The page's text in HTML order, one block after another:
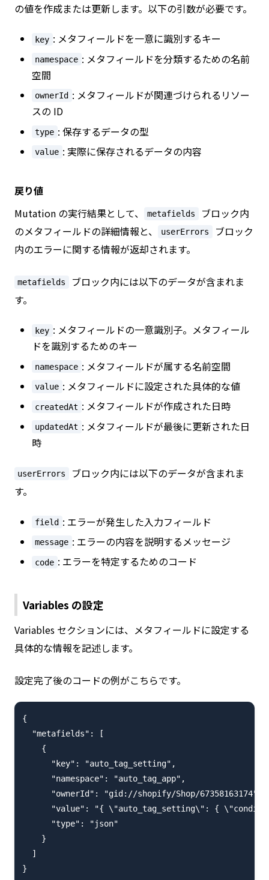
の値を作成または更新します。以下の引数が必要です。
key : メタフィールドを一意に識別するキー
namespace : メタフィールドを分類するための名前
空間
ownerId : メタフィールドが関連づけられるリソー
スの ID
type : 保存するデータの型
value : 実際に保存されるデータの内容
戻り値
Mutation の実行結果として、
metafields
ブロック内
のメタフィールドの詳細情報と、
userErrors
ブロック
内のエラーに関する情報が返却されます。
metafields
ブロック内には以下のデータが含まれま
す。
key : メタフィールドの一意識別子。メタフィール
ドを識別するためのキー
namespace : メタフィールドが属する名前空間
value : メタフィールドに設定された具体的な値
createdAt : メタフィールドが作成された日時
updatedAt : メタフィールドが最後に更新された日
時
userErrors
ブロック内には以下のデータが含まれま
す。
field : エラーが発生した入力フィールド
message : エラーの内容を説明するメッセージ
code : エラーを特定するためのコード
Variables の設定
Variables セクションには、メタフィールドに設定する
具体的な情報を記述します。
設定完了後のコードの例がこちらです。
{
  "metafields": [
    {
      "key": "auto_tag_setting",
      "namespace": "auto_tag_app",
      "ownerId": "gid://shopify/Shop/67358163174",
"value": "{ \"auto_tag_setting\": {
      "type": "json"
    }
  ]